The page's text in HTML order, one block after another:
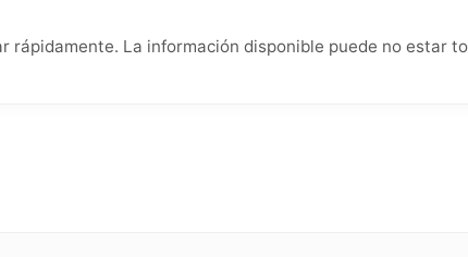
rápidamente. La información disponible puede no estar